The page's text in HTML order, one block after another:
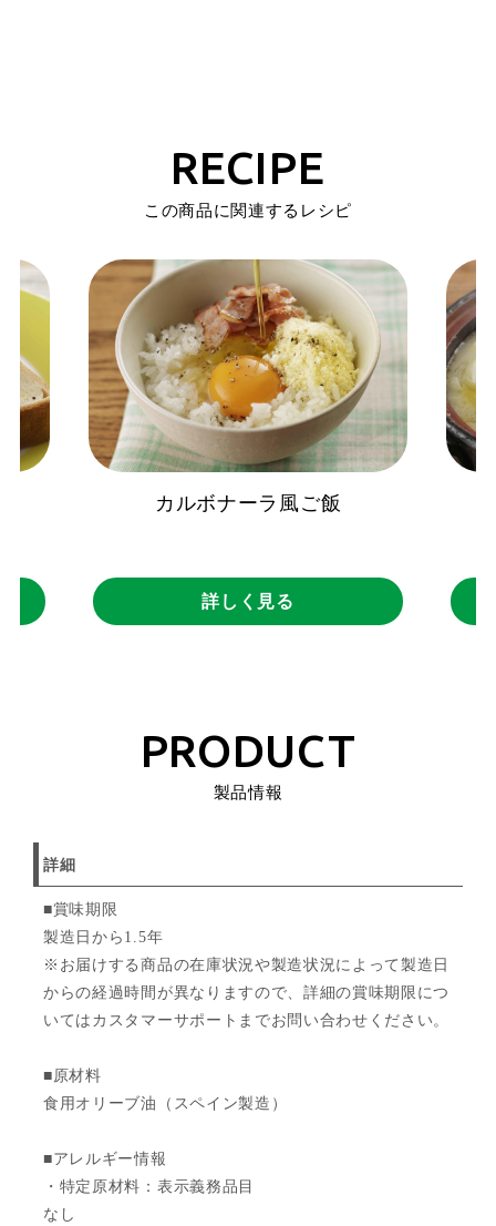
RECIPE
この商品に関連するレシピ
カルボナーラ風ご飯
詳しく見る
PRODUCT
製品情報
詳細
■賞味期限
製造日から1.5年
※お届けする商品の在庫状況や製造状況によって製造日
からの経過時間が異なりますので、詳細の賞味期限につ
いてはカスタマーサポートまでお問い合わせください。
■原材料
食用オリーブ油（スペイン製造）
■アレルギー情報
・特定原材料：表示義務品目
なし